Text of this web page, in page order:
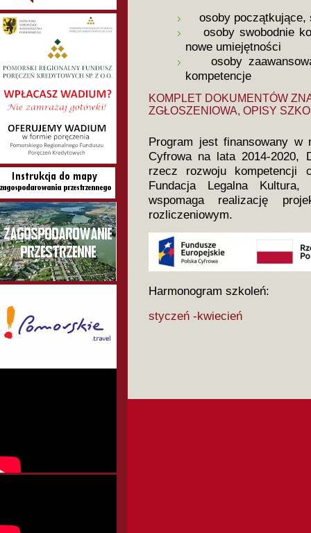
osoby początkujące,
osoby swobodnie
nowe umiejętności
osoby
kompetencje
KOMPLET DOKUMENTÓW
ZGŁOSZENIOWA, OPISY
Program jest finansowany w
Cyfrowa na lata 2014-2020,
rzecz rozwoju kompetencji
Fundacja Legalna
wspomaga realizację
rozliczeniowym.
Harmonogram szkoleń:
styczeń -kwiecień